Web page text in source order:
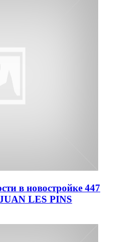
в новостройке 447
LES PINS